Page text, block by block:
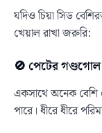
যদিও চিয়া সিড
খেয়াল রাখা জরুরি:
🚫 পেটের
একসাথে অনেক
পারে। ধীরে ধীরে